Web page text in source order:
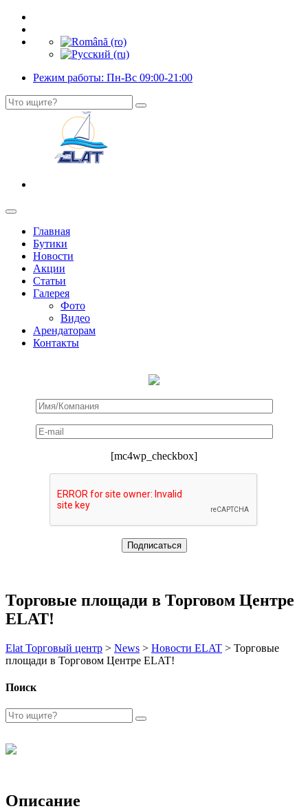
Режим работы: Пн-Вс 09:00-21:00
Главная
Бутики
Новости
Акции
Статьи
Галерея
Фото
Видео
Арендаторам
Контакты
[mc4wp_checkbox]
Торговые площади в Торговом Центре
ELAT!
Elat Торговый центр > News > Новости ELAT > Торговые
площади в Торговом Центре ELAT!
Поиск
Описание